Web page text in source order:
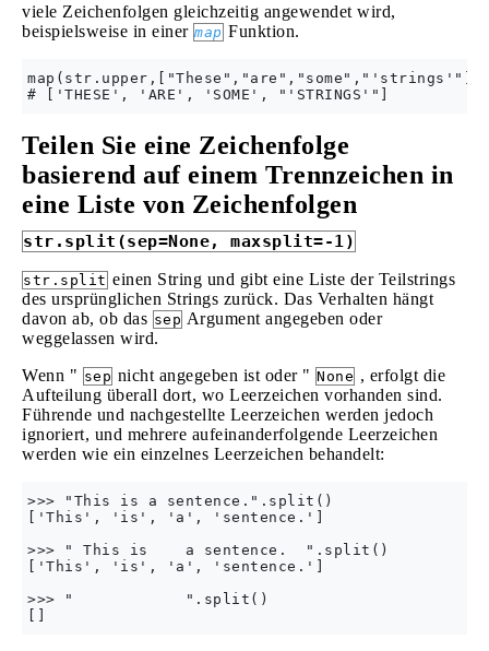
viele Zeichenfolgen gleichzeitig angewendet wird,
beispielsweise in einer map Funktion.
map(str.upper,["These","are","some","'strings'"])
Teilen Sie eine Zeichenfolge
basierend auf einem Trennzeichen in
eine Liste von Zeichenfolgen
str.split(sep=None, maxsplit=-1)
str.split einen String und gibt eine Liste der Teilstrings
des ursprünglichen Strings zurück. Das Verhalten hängt
davon ab, ob das sep Argument angegeben oder
weggelassen wird.
Wenn " sep nicht angegeben ist oder " None , erfolgt die
Aufteilung überall dort, wo Leerzeichen vorhanden sind.
Führende und nachgestellte Leerzeichen werden jedoch
ignoriert, und mehrere aufeinanderfolgende Leerzeichen
werden wie ein einzelnes Leerzeichen behandelt:
>>> "This is a sentence.".split()
['This', 'is', 'a', 'sentence.']
>>> " This is    a sentence.  ".split()
['This', 'is', 'a', 'sentence.']
>>> "            ".split()